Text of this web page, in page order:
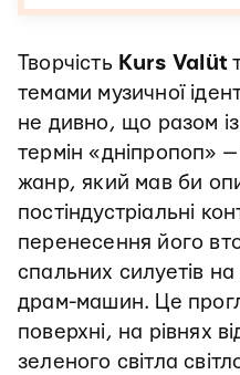
Творчість Kurs Valüt
темами музичної
не дивно, що разом
термін «дніпропоп»
жанр, який мав би
постіндустріальні
перенесення його
спальних силуетів на
драм-машин. Це
поверхні, на рівнях
зеленого світла